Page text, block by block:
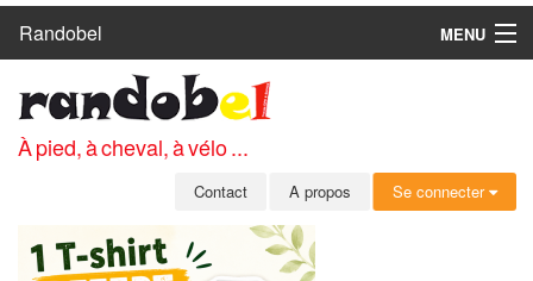
Randobel
MENU
CIRCUITS
CLUBS
MEMBRES
À pied, à cheval, à vélo ...
Contact A propos Se connecter